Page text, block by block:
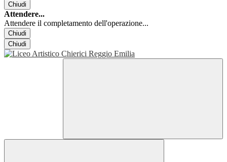
Chiudi
Attendere...
Attendere il completamento dell'operazione...
Chiudi
Chiudi